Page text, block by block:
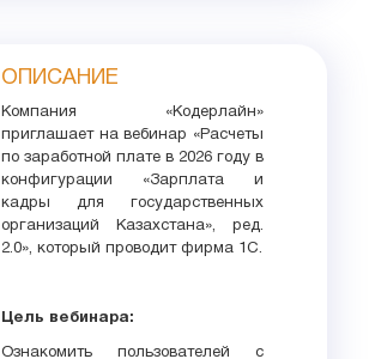
ОПИСАНИЕ
Компания «Кодерлайн»
приглашает на вебинар «Расчеты
по заработной плате в 2026 году в
конфигурации «Зарплата и
кадры для государственных
организаций Казахстана», ред.
2.0», который проводит фирма 1С.
Цель вебинара:
Ознакомить пользователей с